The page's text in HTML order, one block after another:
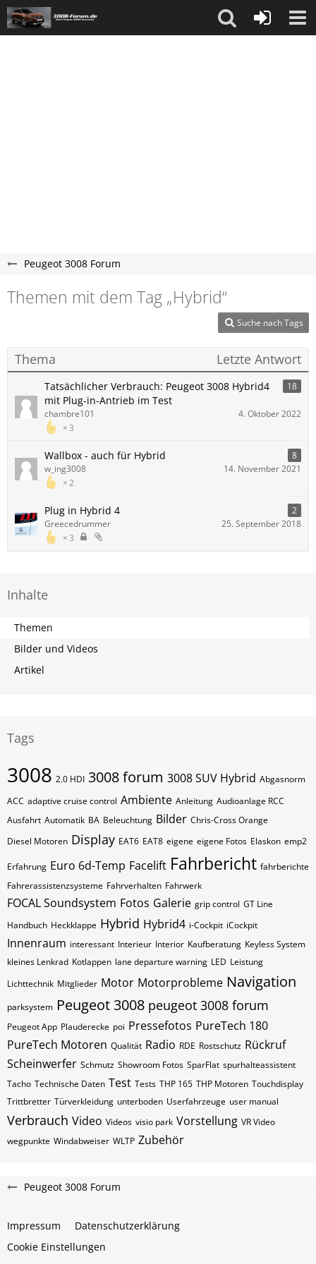
Peugeot 3008 Forum
Themen mit dem Tag „Hybrid“
Suche nach Tags
Thema Letzte Antwort
Tatsächlicher Verbrauch: Peugeot 3008 Hybrid4
mit Plug-in-Antrieb im Test
18
3
chambre101 4. Oktober 2022
Wallbox - auch für Hybrid 8
2
w_ing3008 14. November 2021
Plug in Hybrid 4 2
3
Greecedrummer 25. September 2018
Inhalte
Themen
Bilder und Videos
Artikel
Tags
3008 2.0 HDI 3008 forum 3008 SUV Hybrid Abgasnorm
ACC adaptive cruise control Ambiente Anleitung Audioanlage RCC
Ausfahrt Automatik BA Beleuchtung Bilder Chris-Cross Orange
Diesel Motoren Display EAT6 EAT8 eigene eigene Fotos Elaskon emp2
Erfahrung Euro 6d-Temp Facelift Fahrbericht fahrberichte
Fahrerassistenzsysteme Fahrverhalten Fahrwerk
FOCAL Soundsystem Fotos Galerie grip control GT Line
Handbuch Heckklappe Hybrid Hybrid4 i-Cockpit iCockpit
Innenraum interessant Interieur Interior Kaufberatung Keyless System
kleines Lenkrad Kotlappen lane departure warning LED Leistung
Lichttechnik Mitglieder Motor Motorprobleme Navigation
parksystem Peugeot 3008 peugeot 3008 forum
Peugeot App Plauderecke poi Pressefotos PureTech 180
PureTech Motoren Qualität Radio RDE Rostschutz Rückruf
Scheinwerfer Schmutz Showroom Fotos SparFlat spurhalteassistent
Tacho Technische Daten Test Tests THP 165 THP Motoren Touchdisplay
Trittbretter Türverkleidung unterboden Userfahrzeuge user manual
Verbrauch Video Videos visio park Vorstellung VR Video
wegpunkte Windabweiser WLTP Zubehör
Peugeot 3008 Forum
Impressum
Datenschutzerklärung
Cookie Einstellungen